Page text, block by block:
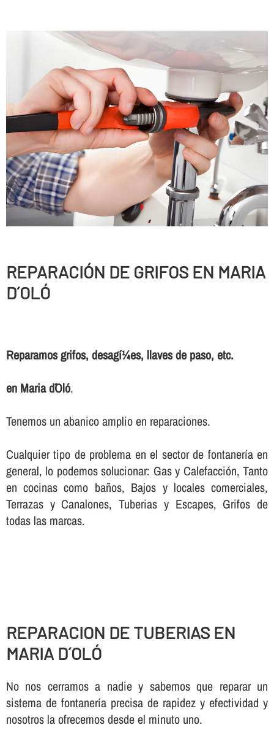
REPARACIÓN DE GRIFOS EN MARIA
D´OLÓ
Reparamos grifos, desagí¼es, llaves de paso, etc.
en Maria d´Oló.
Tenemos un abanico amplio en reparaciones.
Cualquier tipo de problema en el sector de fontanerí­a en
general, lo podemos solucionar: Gas y Calefacción, Tanto
en cocinas como baños, Bajos y locales comerciales,
Terrazas y Canalones, Tuberias y Escapes, Grifos de
todas las marcas.
REPARACION DE TUBERIAS EN
MARIA D´OLÓ
No nos cerramos a nadie y sabemos que reparar un
sistema de fontanerí­a precisa de rapidez y efectividad y
nosotros la ofrecemos desde el minuto uno.